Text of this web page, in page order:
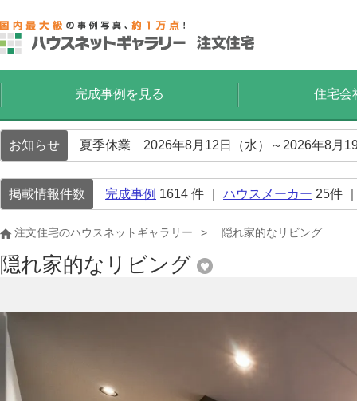
完成事例を見る 住宅会
お知らせ 夏季休業 2026年8月12日（水）～2026年8月
掲載情報件数 完成事例 1614 件 ｜ ハウスメーカー 25件
注文住宅のハウスネットギャラリー 隠れ家的なリビング
隠れ家的なリビング